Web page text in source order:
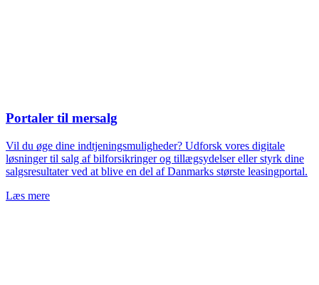
Portaler til mersalg
Vil du øge dine indtjeningsmuligheder? Udforsk vores digitale
løsninger til salg af bilforsikringer og tillægsydelser eller styrk dine
salgsresultater ved at blive en del af Danmarks største leasingportal.
Læs mere